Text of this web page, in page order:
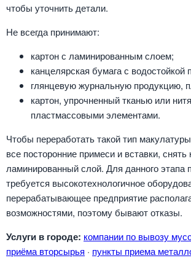
чтобы уточнить детали.
Не всегда принимают:
картон с ламинированным слоем;
канцелярская бумага с водостойкой
глянцевую журнальную продукцию,
картон, упрочненный тканью или
пластмассовыми элементами.
Чтобы переработать такой тип
все посторонние примеси и вставки, снять
ламинированный слой. Для данного этапа
требуется высокотехнологичное
перерабатывающее предприятие
возможностями, поэтому бывают отказы.
Услуги в городе: компании по вывозу
приёма вторсырья · пункты приема